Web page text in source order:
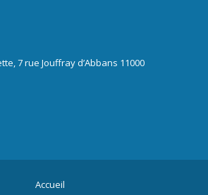
7 rue Jouffray d’Abbans 11000
Accueil